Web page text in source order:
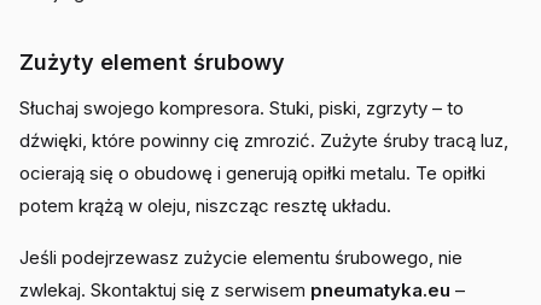
Zużyty element śrubowy
Słuchaj swojego kompresora. Stuki, piski, zgrzyty – to
dźwięki, które powinny cię zmrozić. Zużyte śruby tracą luz,
ocierają się o obudowę i generują opiłki metalu. Te opiłki
potem krążą w oleju, niszcząc resztę układu.
Jeśli podejrzewasz zużycie elementu śrubowego, nie
zwlekaj. Skontaktuj się z serwisem pneumatyka.eu –